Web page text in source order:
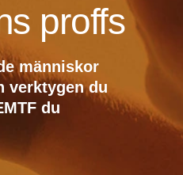
proffs
människor
verktygen du
du